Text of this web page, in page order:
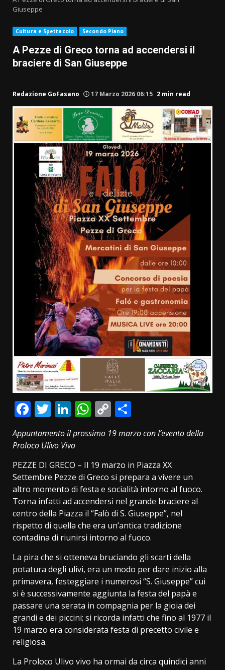
Giuseppe
Cultura e Spettacolo Secondo Piano
A Pezze di Greco torna ad accendersi il
braciere di San Giuseppe
Redazione GoFasano 17 Marzo 2026 06:15 2 min read
Facebook
Twitter
LinkedIn
WhatsApp
Copy
Link
Appuntamento il prossimo 19 marzo con l’evento della
Proloco Ulivo Vivo
PEZZE DI GRECO – Il 19 marzo in Piazza XX
Settembre Pezze di Greco si prepara a vivere un
altro momento di festa e socialità intorno al fuoco.
Torna infatti ad accendersi nel grande braciere al
centro della Piazza il “Falò di S. Giuseppe”, nel
rispetto di quella che era un’antica tradizione
contadina di riunirsi intorno al fuoco.
La pira che si otteneva bruciando gli scarti della
potatura degli ulivi, era un modo per dare inizio alla
primavera, festeggiare i numerosi “S. Giuseppe” cui
si è successivamente aggiunta la festa del papà e
passare una serata in compagnia per la gioia dei
grandi e dei piccini; si ricorda infatti che fino al 1977 il
19 marzo era considerata festa di precetto civile e
religiosa.
La Proloco Ulivo vivo ha ormai da circa quindici anni